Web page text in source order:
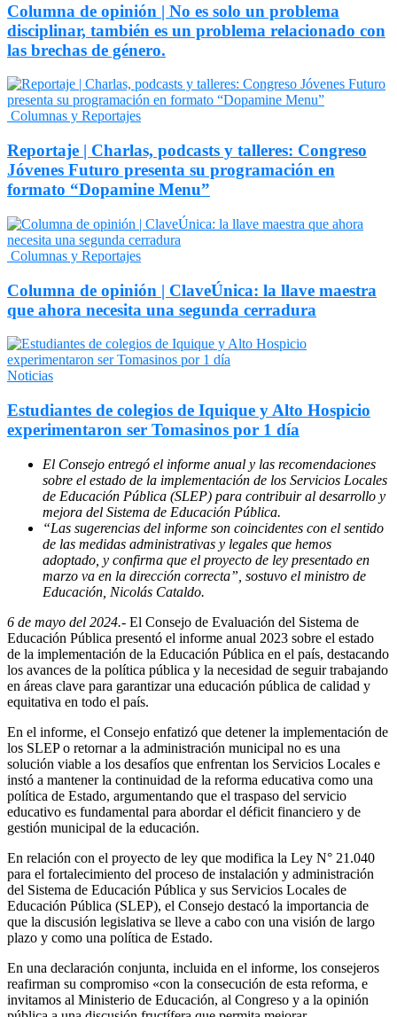
Columna de opinión | No es solo un problema
disciplinar, también es un problema relacionado con
las brechas de género.
Columnas y Reportajes
Reportaje | Charlas, podcasts y talleres: Congreso
Jóvenes Futuro presenta su programación en
formato “Dopamine Menu”
Columnas y Reportajes
Columna de opinión | ClaveÚnica: la llave maestra
que ahora necesita una segunda cerradura
Noticias
Estudiantes de colegios de Iquique y Alto Hospicio
experimentaron ser Tomasinos por 1 día
El Consejo entregó el informe anual y las recomendaciones
sobre el estado de la implementación de los Servicios Locales
de Educación Pública (SLEP) para contribuir al desarrollo y
mejora del Sistema de Educación Pública.
“Las sugerencias del informe son coincidentes con el sentido
de las medidas administrativas y legales que hemos
adoptado, y confirma que el proyecto de ley presentado en
marzo va en la dirección correcta”, sostuvo el ministro de
Educación, Nicolás Cataldo.
6 de mayo del 2024.- El Consejo de Evaluación del Sistema de
Educación Pública presentó el informe anual 2023 sobre el estado
de la implementación de la Educación Pública en el país, destacando
los avances de la política pública y la necesidad de seguir trabajando
en áreas clave para garantizar una educación pública de calidad y
equitativa en todo el país.
En el informe, el Consejo enfatizó que detener la implementación de
los SLEP o retornar a la administración municipal no es una
solución viable a los desafíos que enfrentan los Servicios Locales e
instó a mantener la continuidad de la reforma educativa como una
política de Estado, argumentando que el traspaso del servicio
educativo es fundamental para abordar el déficit financiero y de
gestión municipal de la educación.
En relación con el proyecto de ley que modifica la Ley N° 21.040
para el fortalecimiento del proceso de instalación y administración
del Sistema de Educación Pública y sus Servicios Locales de
Educación Pública (SLEP), el Consejo destacó la importancia de
que la discusión legislativa se lleve a cabo con una visión de largo
plazo y como una política de Estado.
En una declaración conjunta, incluida en el informe, los consejeros
reafirman su compromiso «con la consecución de esta reforma, e
invitamos al Ministerio de Educación, al Congreso y a la opinión